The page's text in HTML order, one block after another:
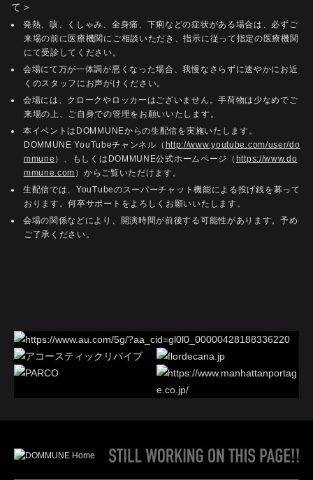
て＞
発熱、咳、くしゃみ、全身痛、下痢などの症状がある場合は、必ずご
来場の前に医療機関にご相談いただき、指示に従って指定の医療機関
にて受診してください。
会場にて万が一体調が悪くなった場合、我慢なさらずに速やかにお近
くのスタッフにお声がけください。
会場には、クロークやロッカーはございません。手荷物は少なめでご
来場の上、ご自身での管理をお願いいたします。
本イベントはDOMMUNEからの生配信を実施いたします。
DOMMUNE YouTubeチャンネル（ http://www.youtube.com/user/do
mmune ）、もしくはDOMMUNE公式ホームページ（ https://www.do
mmune.com ）からご覧いただけます。
生配信では、YouTubeのスーパーチャット機能による投げ銭を募って
おります。何卒サポートをよろしくお願いいたします。
会場の関係などにより、開演時間が前後する可能性があります。予め
ご了承ください。